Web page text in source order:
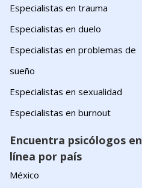
Especialistas en trauma
Especialistas en duelo
Especialistas en problemas de
sueño
Especialistas en sexualidad
Especialistas en burnout
Encuentra psicólogos en
línea por país
México